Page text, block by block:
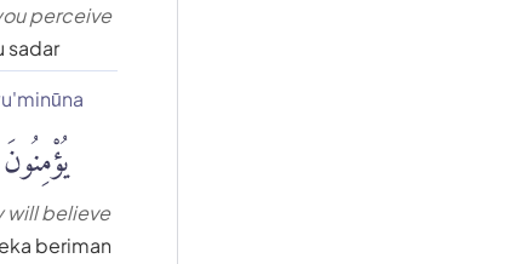
perceive
sadar
يُؤْمِنُونَ
will believe
beriman